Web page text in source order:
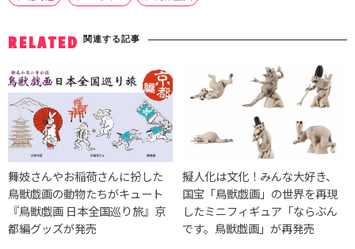
RELATED 関連する記事
舞妓さんやお稲荷さんに扮した
鳥獣戯画の動物たちがキュート
『鳥獣戯画 日本全国巡り旅』京
都編グッズが発売
擬人化は文化！みんな大好き、
国宝「鳥獣戯画」の世界を再現
したミニフィギュア「ならぶん
です。鳥獣戯画」が再発売